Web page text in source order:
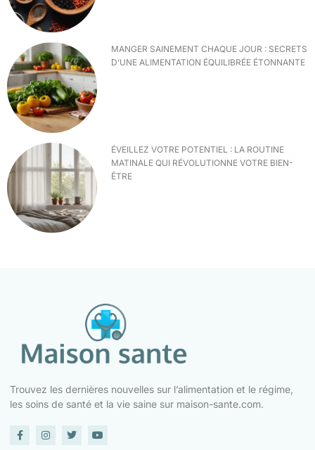
MANGER SAINEMENT CHAQUE JOUR : SECRETS
D’UNE ALIMENTATION ÉQUILIBRÉE ÉTONNANTE
ÉVEILLEZ VOTRE POTENTIEL : LA ROUTINE
MATINALE QUI RÉVOLUTIONNE VOTRE BIEN-
ÊTRE
Trouvez les dernières nouvelles sur l’alimentation et le régime,
les soins de santé et la vie saine sur maison-sante.com.